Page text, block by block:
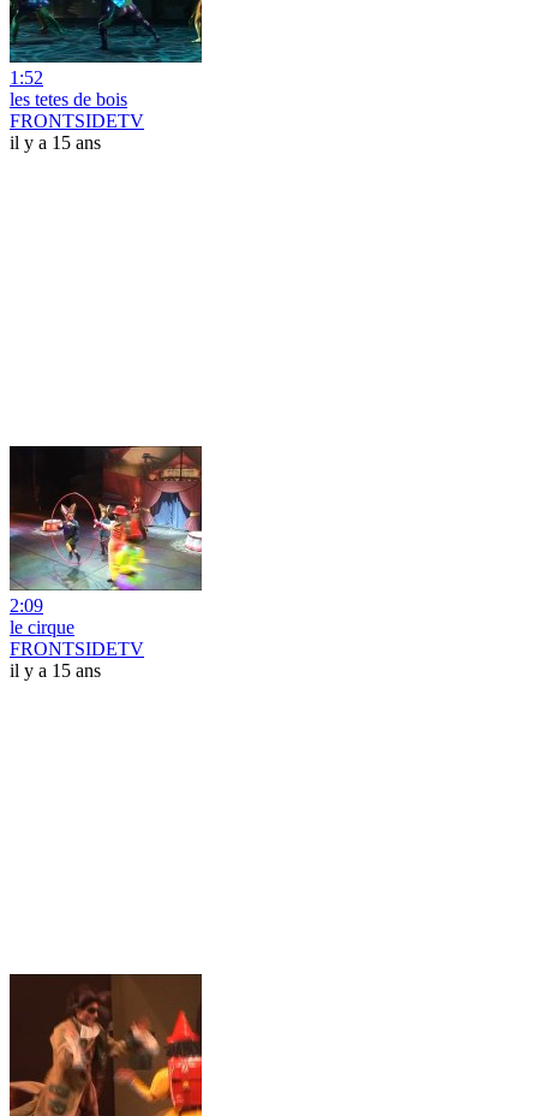
1:52
les tetes de bois
FRONTSIDETV
il y a 15 ans
2:09
le cirque
FRONTSIDETV
il y a 15 ans